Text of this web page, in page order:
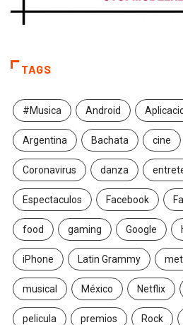
TAGS
#Musica Android
Argentina Bachata cine
Coronavirus danza
Espectaculos Facebook
food gaming Google
iPhone Latin Grammy
musical México Netflix
pelicula premios Rock